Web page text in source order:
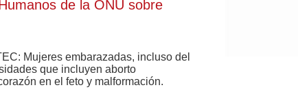
de la ONU sobre
Mujeres embarazadas, incluso del
que incluyen aborto
en el feto y malformación.